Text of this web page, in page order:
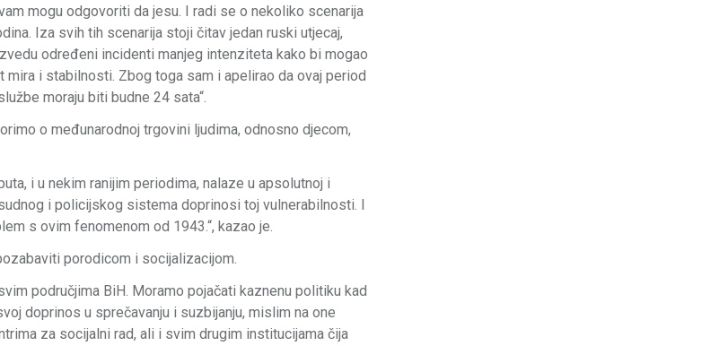
mogu odgovoriti da jesu. I radi se o nekoliko scenarija
Iza svih tih scenarija stoji čitav jedan ruski utjecaj,
određeni incidenti manjeg intenziteta kako bi mogao
i stabilnosti. Zbog toga sam i apelirao da ovaj period
moraju biti budne 24 sata“.
o međunarodnoj trgovini ljudima, odnosno djecom,
i u nekim ranijim periodima, nalaze u apsolutnoj i
i policijskog sistema doprinosi toj vulnerabilnosti. I
s ovim fenomenom od 1943.“, kazao je.
porodicom i socijalizacijom.
područjima BiH. Moramo pojačati kaznenu politiku kad
doprinos u sprečavanju i suzbijanju, mislim na one
za socijalni rad, ali i svim drugim institucijama čija